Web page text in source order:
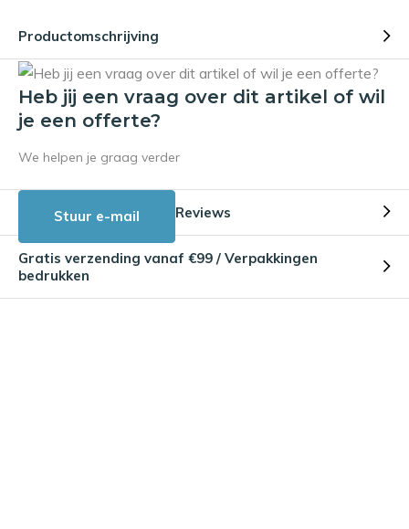
Productomschrijving
Heb jij een vraag over dit artikel of wil
je een offerte?
We helpen je graag verder
Stuur e-mail Reviews
Gratis verzending vanaf €99 / Verpakkingen
bedrukken